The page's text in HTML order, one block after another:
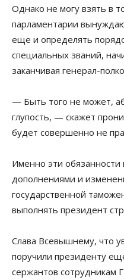
Однако не могу взять в
парламентарии
еще и определять
специальных званий,
заканчивая генерал-
— Быть того не может,
глупость, — скажет
будет совершенно не
Именно эти обязанности
дополнениями и
государственной
выполнять президент
Слава Всевышнему, что
поручили президенту
сержантов сотрудникам